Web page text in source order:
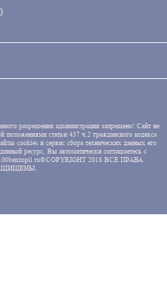
разрешения администрации запрещено! Сайт не
положениями статьи 437 ч.2 гражданского кодекса
cookies и сервис сбора технических данных его
ресурс, Вы автоматически соглашаетесь с
100benzopil.ru©COPYRIGHT 2018 ВСЕ ПРАВА